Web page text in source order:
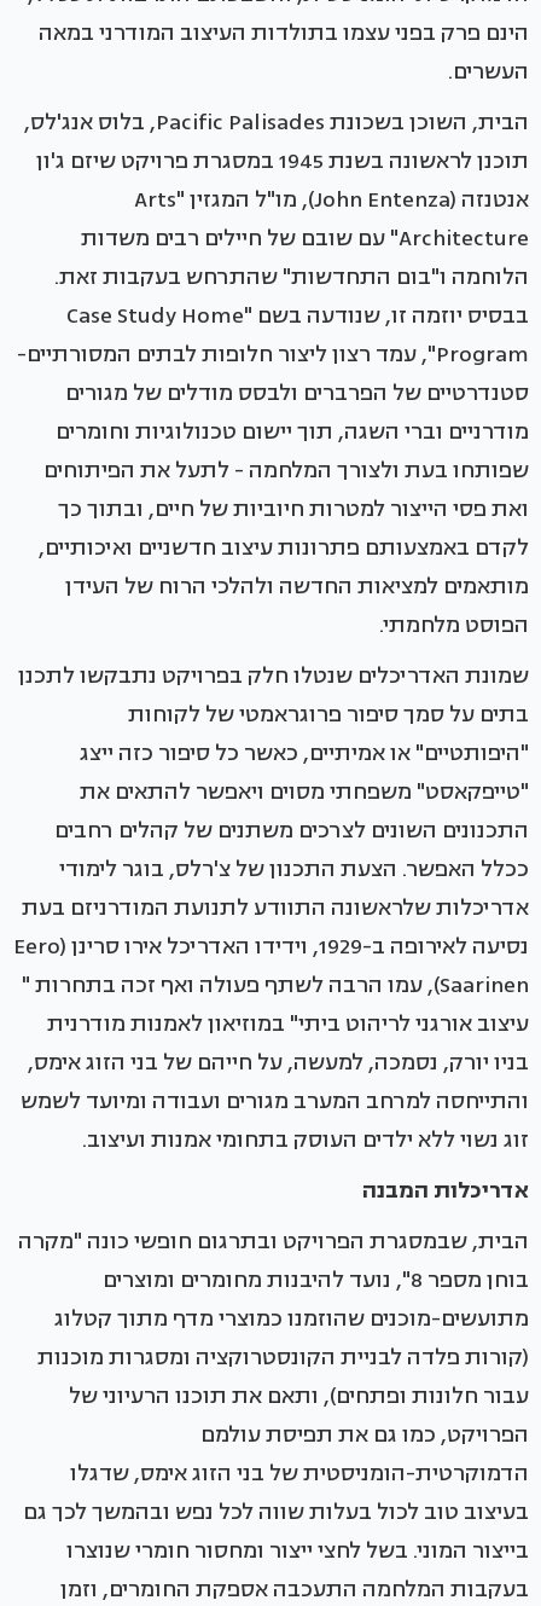
הינם פרק בפני עצמו בתולדות העיצוב המודרני במאה
העשרים.
הבית, השוכן בשכונת Pacific Palisades, בלוס אנג'לס,
תוכנן לראשונה בשנת 1945 במסגרת פרויקט שיזם ג'ון
אנטנזה (John Entenza), מו"ל המגזין "Arts
Architecture" עם שובם של חיילים רבים משדות
הלוחמה ו"בום התחדשות" שהתרחש בעקבות זאת.
בבסיס יוזמה זו, שנודעה בשם "Case Study Home
Program", עמד רצון ליצור חלופות לבתים המסורתיים-
סטנדרטיים של הפרברים ולבסס מודלים של מגורים
מודרניים וברי השגה, תוך יישום טכנולוגיות וחומרים
שפותחו בעת ולצורך המלחמה - לתעל את הפיתוחים
ואת פסי הייצור למטרות חיוביות של חיים, ובתוך כך
לקדם באמצעותם פתרונות עיצוב חדשניים ואיכותיים,
מותאמים למציאות החדשה ולהלכי הרוח של העידן
הפוסט מלחמתי.
שמונת האדריכלים שנטלו חלק בפרויקט נתבקשו לתכנן
בתים על סמך סיפור פרוגראמטי של לקוחות
"היפותטיים" או אמיתיים, כאשר כל סיפור כזה ייצג
"טייפקאסט" משפחתי מסוים ויאפשר להתאים את
התכנונים השונים לצרכים משתנים של קהלים רחבים
ככלל האפשר. הצעת התכנון של צ'רלס, בוגר לימודי
אדריכלות שלראשונה התוודע לתנועת המודרניזם בעת
נסיעה לאירופה ב-1929, וידידו האדריכל אירו סרינן (Eero
Saarinen), עמו הרבה לשתף פעולה ואף זכה בתחרות "
עיצוב אורגני לריהוט ביתי" במוזיאון לאמנות מודרנית
בניו יורק, נסמכה, למעשה, על חייהם של בני הזוג אימס,
והתייחסה למרחב המערב מגורים ועבודה ומיועד לשמש
זוג נשוי ללא ילדים העוסק בתחומי אמנות ועיצוב.
אדריכלות המבנה
הבית, שבמסגרת הפרויקט ובתרגום חופשי כונה "מקרה
בוחן מספר 8", נועד להיבנות מחומרים ומוצרים
מתועשים-מוכנים שהוזמנו כמוצרי מדף מתוך קטלוג
(קורות פלדה לבניית הקונסטרוקציה ומסגרות מוכנות
עבור חלונות ופתחים), ותאם את תוכנו הרעיוני של
הפרויקט, כמו גם את תפיסת עולמם
הדמוקרטית-הומניסטית של בני הזוג אימס, שדגלו
בעיצוב טוב לכול בעלות שווה לכל נפש ובהמשך לכך גם
בייצור המוני. בשל לחצי ייצור ומחסור חומרי שנוצרו
בעקבות המלחמה התעכבה אספקת החומרים, וזמן